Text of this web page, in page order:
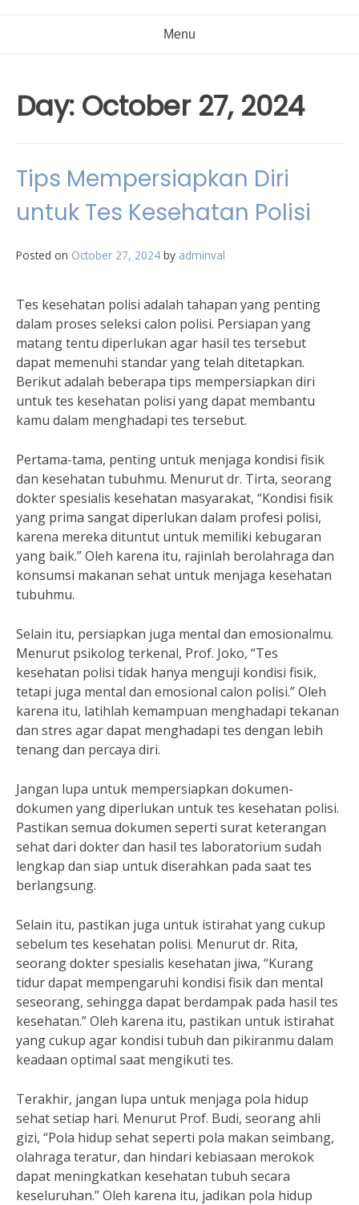
Menu
Day: October 27, 2024
Tips Mempersiapkan Diri
untuk Tes Kesehatan Polisi
Posted on October 27, 2024 by adminval
Tes kesehatan polisi adalah tahapan yang penting
dalam proses seleksi calon polisi. Persiapan yang
matang tentu diperlukan agar hasil tes tersebut
dapat memenuhi standar yang telah ditetapkan.
Berikut adalah beberapa tips mempersiapkan diri
untuk tes kesehatan polisi yang dapat membantu
kamu dalam menghadapi tes tersebut.
Pertama-tama, penting untuk menjaga kondisi fisik
dan kesehatan tubuhmu. Menurut dr. Tirta, seorang
dokter spesialis kesehatan masyarakat, “Kondisi fisik
yang prima sangat diperlukan dalam profesi polisi,
karena mereka dituntut untuk memiliki kebugaran
yang baik.” Oleh karena itu, rajinlah berolahraga dan
konsumsi makanan sehat untuk menjaga kesehatan
tubuhmu.
Selain itu, persiapkan juga mental dan emosionalmu.
Menurut psikolog terkenal, Prof. Joko, “Tes
kesehatan polisi tidak hanya menguji kondisi fisik,
tetapi juga mental dan emosional calon polisi.” Oleh
karena itu, latihlah kemampuan menghadapi tekanan
dan stres agar dapat menghadapi tes dengan lebih
tenang dan percaya diri.
Jangan lupa untuk mempersiapkan dokumen-
dokumen yang diperlukan untuk tes kesehatan polisi.
Pastikan semua dokumen seperti surat keterangan
sehat dari dokter dan hasil tes laboratorium sudah
lengkap dan siap untuk diserahkan pada saat tes
berlangsung.
Selain itu, pastikan juga untuk istirahat yang cukup
sebelum tes kesehatan polisi. Menurut dr. Rita,
seorang dokter spesialis kesehatan jiwa, “Kurang
tidur dapat mempengaruhi kondisi fisik dan mental
seseorang, sehingga dapat berdampak pada hasil tes
kesehatan.” Oleh karena itu, pastikan untuk istirahat
yang cukup agar kondisi tubuh dan pikiranmu dalam
keadaan optimal saat mengikuti tes.
Terakhir, jangan lupa untuk menjaga pola hidup
sehat setiap hari. Menurut Prof. Budi, seorang ahli
gizi, “Pola hidup sehat seperti pola makan seimbang,
olahraga teratur, dan hindari kebiasaan merokok
dapat meningkatkan kesehatan tubuh secara
keseluruhan.” Oleh karena itu, jadikan pola hidup